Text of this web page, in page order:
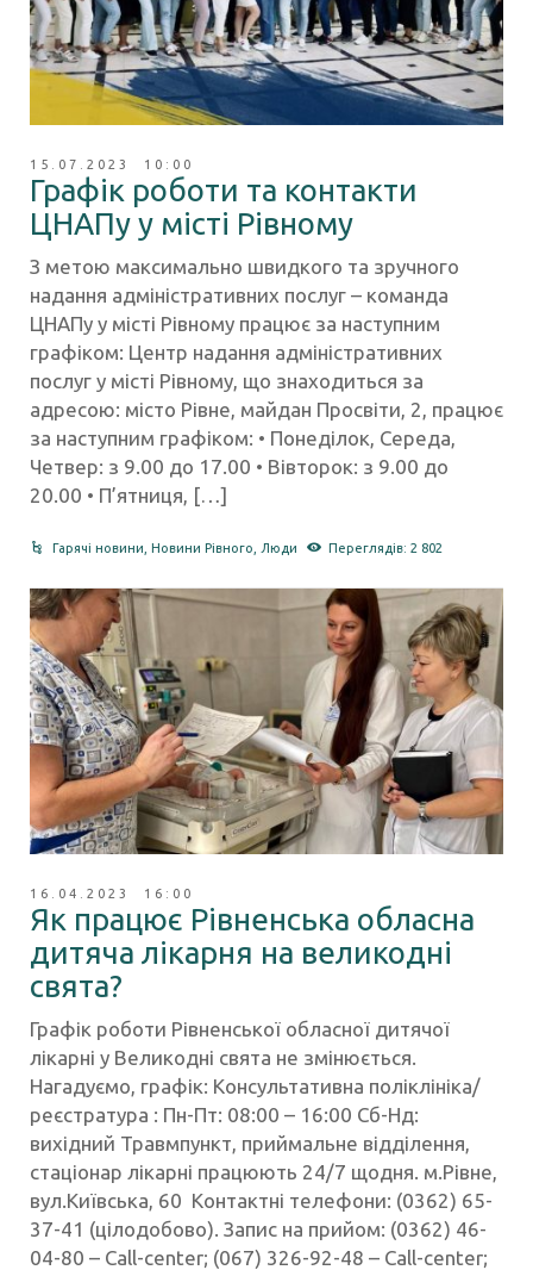
15.07.2023 10:00
Графік роботи та контакти
ЦНАПу у місті Рівному
З метою максимально швидкого та зручного
надання адміністративних послуг – команда
ЦНАПу у місті Рівному працює за наступним
графіком: Центр надання адміністративних
послуг у місті Рівному, що знаходиться за
адресою: місто Рівне, майдан Просвіти, 2, працює
за наступним графіком: • Понеділок, Середа,
Четвер: з 9.00 до 17.00 • Вівторок: з 9.00 до
20.00 • П’ятниця, […]
Гарячі новини ,Новини Рівного Люди Переглядів: 2 802
16.04.2023 16:00
Як працює Рівненська обласна
дитяча лікарня на великодні
свята?
Графік роботи Рівненської обласної дитячої
лікарні у Великодні свята не змінюється.
Нагадуємо, графік: Консультативна поліклініка/
реєстратура : Пн-Пт: 08:00 – 16:00 Сб-Нд:
вихідний Травмпункт, приймальне відділення,
стаціонар лікарні працюють 24/7 щодня. м.Рівне,
вул.Київська, 60 Контактні телефони: (0362) 65-
37-41 (цілодобово). Запис на прийом: (0362) 46-
04-80 – Call-center; (067) 326-92-48 – Call-center;